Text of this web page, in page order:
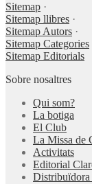
Sitemap ·
Sitemap llibres ·
Sitemap Autors ·
Sitemap Categories
Sitemap Editorials
Sobre nosaltres
Qui som?
La botiga
El Club
La Missa de
Activitats
Editorial
Distribuïdora